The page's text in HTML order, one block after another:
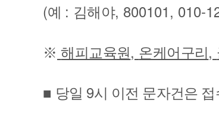
(예 : 김해야, 800101, 010-
※ 해피교육원 , 온케어구리 ,
■ 당일 9시 이전 문자건은 접